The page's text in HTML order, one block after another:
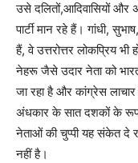
उसे दलितों,आदिवासियों और
पार्टी मान रहे हैं। गांधी,
हैं, वे उत्तरोत्तर लोकप्रिय
नेहरू जैसे उदार नेता को
जा रहा है और कांग्रेस
अंधकार के सात दशकों के रूप
नेताओं की चुप्पी यह संकेत दे
नहीं है।